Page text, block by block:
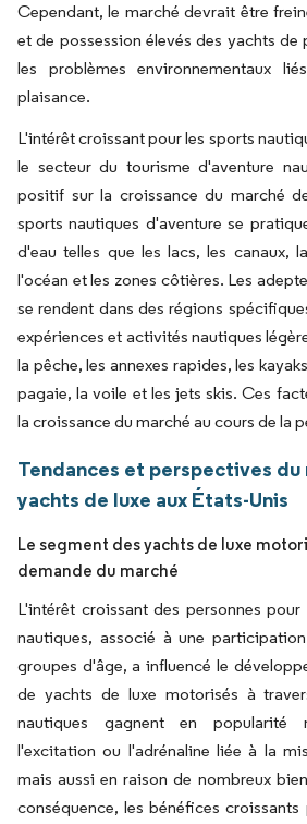
Cependant, le marché devrait être
et de possession élevés des yachts de
les problèmes environnementaux
plaisance.
L'intérêt croissant pour les sports
le secteur du tourisme d'aventure
positif sur la croissance du marché
sports nautiques d'aventure se
d'eau telles que les lacs, les canaux,
l'océan et les zones côtières. Les
se rendent dans des régions
expériences et activités nautiques
la pêche, les annexes rapides, les
pagaie, la voile et les jets skis. Ces
la croissance du marché au cours de la
Tendances et perspectives du
yachts de luxe aux États-Unis
Le segment des yachts de luxe
demande du marché
L'intérêt croissant des personnes
nautiques, associé à une
groupes d'âge, a influencé le
de yachts de luxe motorisés à
nautiques gagnent en popularité
l'excitation ou l'adrénaline liée à la
mais aussi en raison de nombreux
conséquence, les bénéfices